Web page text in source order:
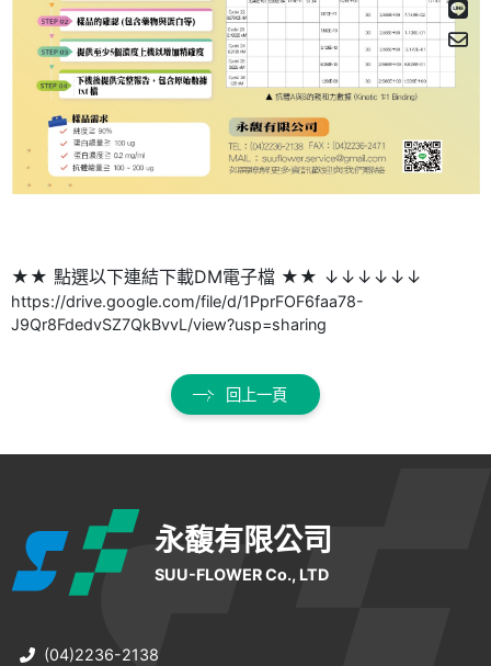
★★ 點選以下連結下載DM電子檔 ★★ ↓↓↓↓↓↓
https://drive.google.com/file/d/1PprFOF6faa78-
J9Qr8FdedvSZ7QkBvvL/view?usp=sharing
回上一頁
永馥有限公司
SUU-FLOWER Co., LTD
(04)2236-2138